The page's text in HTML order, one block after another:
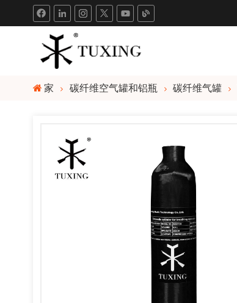
家 碳纤维空气罐和铝瓶 碳纤维气罐